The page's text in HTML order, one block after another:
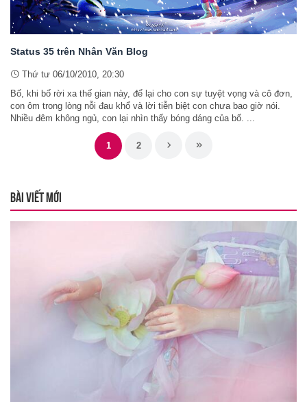
Status 35 trên Nhân Văn Blog
Thứ tư 06/10/2010, 20:30
Bố, khi bố rời xa thế gian này, để lại cho con sự tuyệt vọng và cô đơn,
con ôm trong lòng nỗi đau khổ và lời tiễn biệt con chưa bao giờ nói.
Nhiều đêm không ngủ, con lại nhìn thấy bóng dáng của bố. ...
1 2
BÀI VIẾT MỚI